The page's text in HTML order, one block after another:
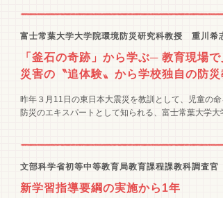
富士常葉大学大学院環境防災研究科教授 重川希
「釜石の奇跡」から学ぶ─ 教育現場
災害の〝追体験〟から学校独自の防
昨年３月11日の東日本大震災を教訓として、児童の
防災のエキスパートとして知られる、富士常葉大学
文部科学省初等中等教育局教育課程課教科調査
新学習指導要綱の実施から1年